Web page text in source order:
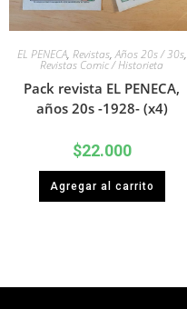
EL PENECA, Revistas,Años 20s / 30s,
Revistas Comic / Historieta
Pack revista EL PENECA,
años 20s -1928- (x4)
$22.000
Agregar al carrito